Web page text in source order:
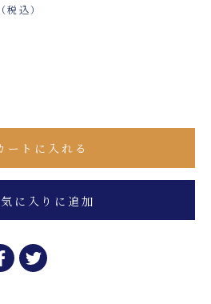
（税込）
ートに入れる
に入りに追加